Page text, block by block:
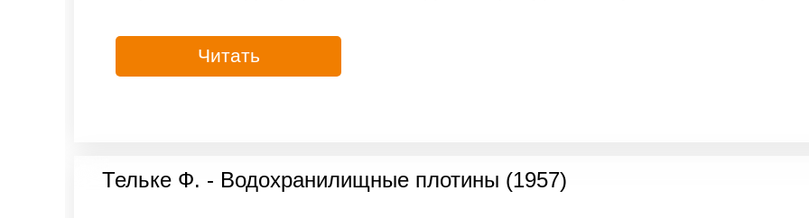
Читать
Тельке Ф. - Водохранилищные плотины (1957)